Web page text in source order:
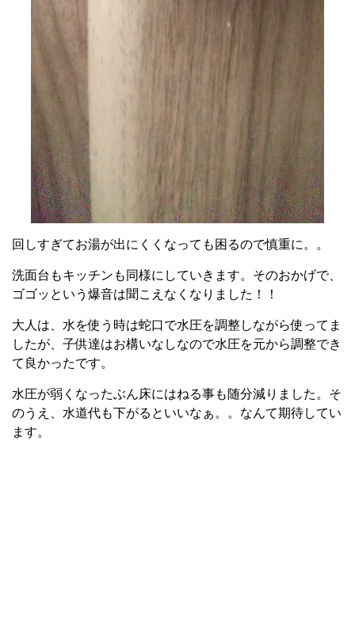
回しすぎてお湯が出にくくなっても困るので慎重に。。
洗面台もキッチンも同様にしていきます。そのおかげで、
ゴゴッという爆音は聞こえなくなりました！！
大人は、水を使う時は蛇口で水圧を調整しながら使ってま
したが、子供達はお構いなしなので水圧を元から調整でき
て良かったです。
水圧が弱くなったぶん床にはねる事も随分減りました。そ
のうえ、水道代も下がるといいなぁ。。なんて期待してい
ます。